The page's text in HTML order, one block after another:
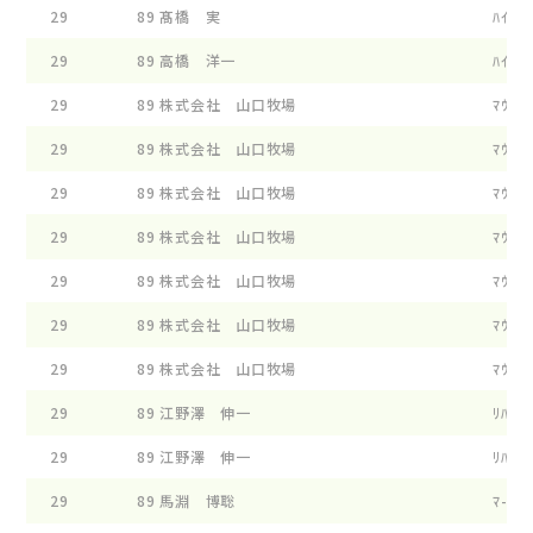
29 89 髙橋 実 ﾊｲﾌﾞ
29 89 高橋 洋一 ﾊｲﾊﾋ
29 89 株式会社 山口牧場 ﾏｳﾝｽ
29 89 株式会社 山口牧場 ﾏｳﾝｽ
29 89 株式会社 山口牧場 ﾏｳﾝｽ
29 89 株式会社 山口牧場 ﾏｳﾝｽ
29 89 株式会社 山口牧場 ﾏｳﾝｽ
29 89 株式会社 山口牧場 ﾏｳﾝｽ
29 89 株式会社 山口牧場 ﾏｳﾝｽ
29 89 江野澤 伸一 ﾘﾊﾞ-
29 89 江野澤 伸一 ﾘﾊﾞ-
29 89 馬淵 博聡 ﾏ-ﾌﾞ